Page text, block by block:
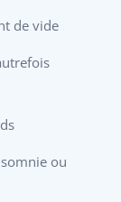
de vide
ou